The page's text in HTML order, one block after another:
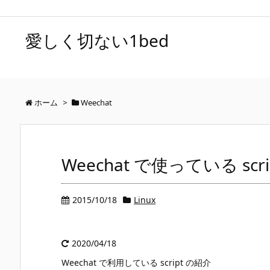
愛しく切ない1bed
ホーム > Weechat
Weechat で使っている
2015/10/18 Linux
2020/04/18
Weechat で利用している script の紹介